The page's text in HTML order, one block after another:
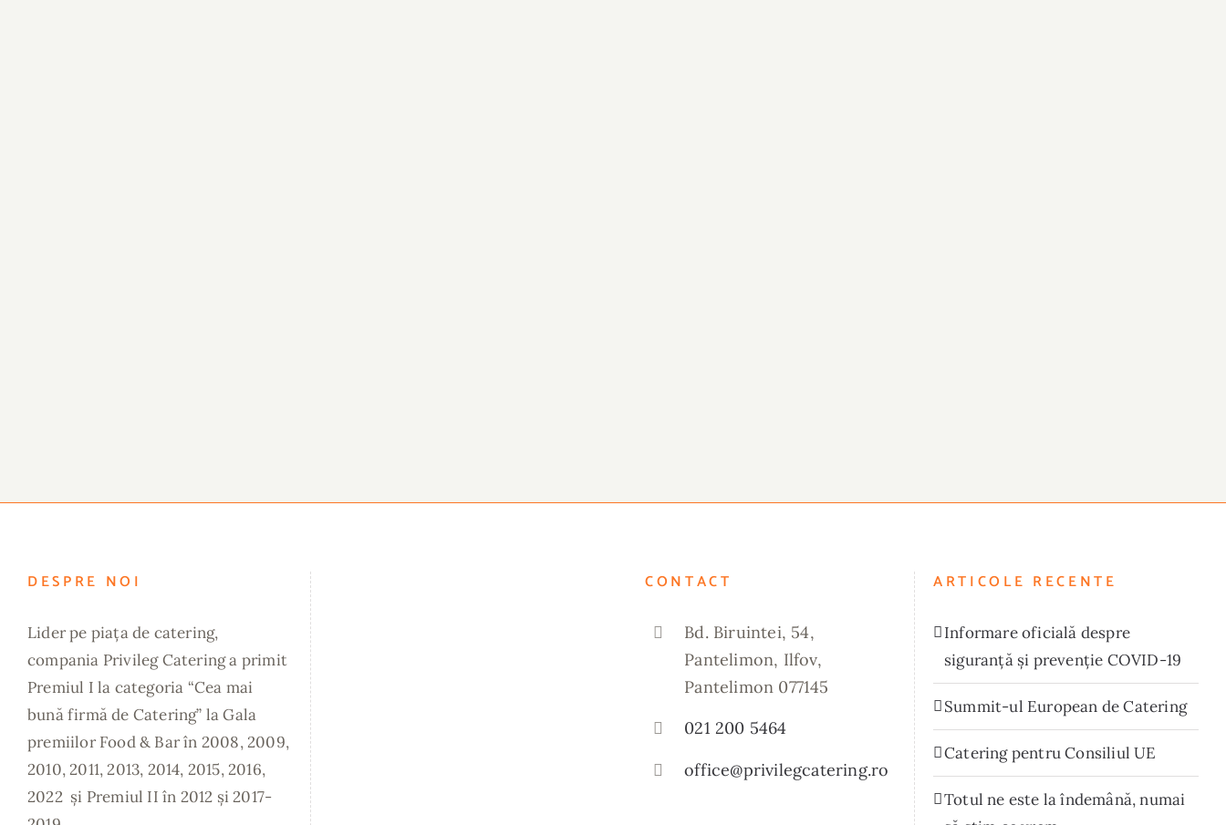
DESPRE NOI
Lider pe piața de catering,
compania Privileg Catering a primit
Premiul I la categoria “Cea mai
bună firmă de Catering” la Gala
premiilor Food & Bar în 2008, 2009,
2010, 2011, 2013, 2014, 2015, 2016,
2022 și Premiul II în 2012 și 2017-
CONTACT
Bd. Biruintei, 54,
Pantelimon, Ilfov,
Pantelimon 077145
021 200 5464
office@privilegcatering.ro
ARTICOLE RECENTE
Informare oficială despre
siguranță și prevenție COVID-19
Summit-ul European de Catering
Catering pentru Consiliul UE
Totul ne este la îndemână, numai